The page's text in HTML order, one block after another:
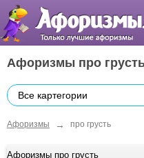
Афоризмы про
Все картегории
Афоризмы → про грусть
Афоризмы про грусть